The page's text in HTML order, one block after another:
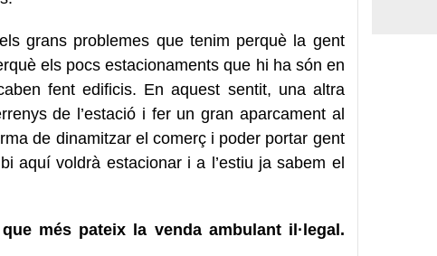
grans problemes que tenim perquè la gent
els pocs estacionaments que hi ha són en
fent edificis. En aquest sentit, una altra
de l’estació i fer un gran aparcament al
de dinamitzar el comerç i poder portar gent
aquí voldrà estacionar i a l’estiu ja sabem el
més pateix la venda ambulant il·legal.